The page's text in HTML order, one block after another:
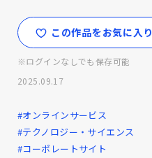
この作品をお気に入り
※ログインなしでも保存可能
2025.09.17
#オンラインサービス
#テクノロジー・サイエンス
#コーポレートサイト